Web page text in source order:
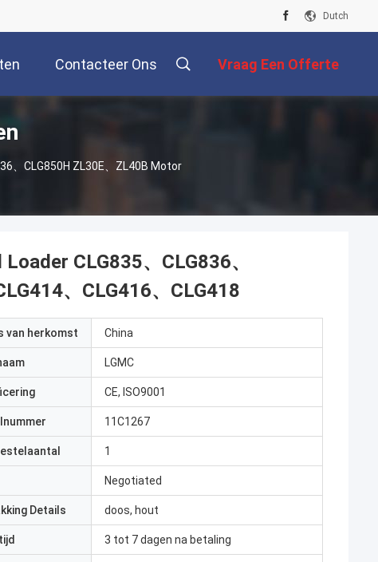
Dutch
Contacteer Ons Vraag Een Offerte
、CLG850H ZL30E、ZL40B Motor
CLG835、CLG836、
、CLG416、CLG418
van herkomst China
LGMC
CE, ISO9001
11C1267
1
Negotiated
Details doos, hout
3 tot 7 dagen na betaling